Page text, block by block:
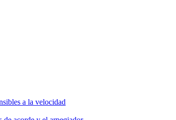
a la velocidad